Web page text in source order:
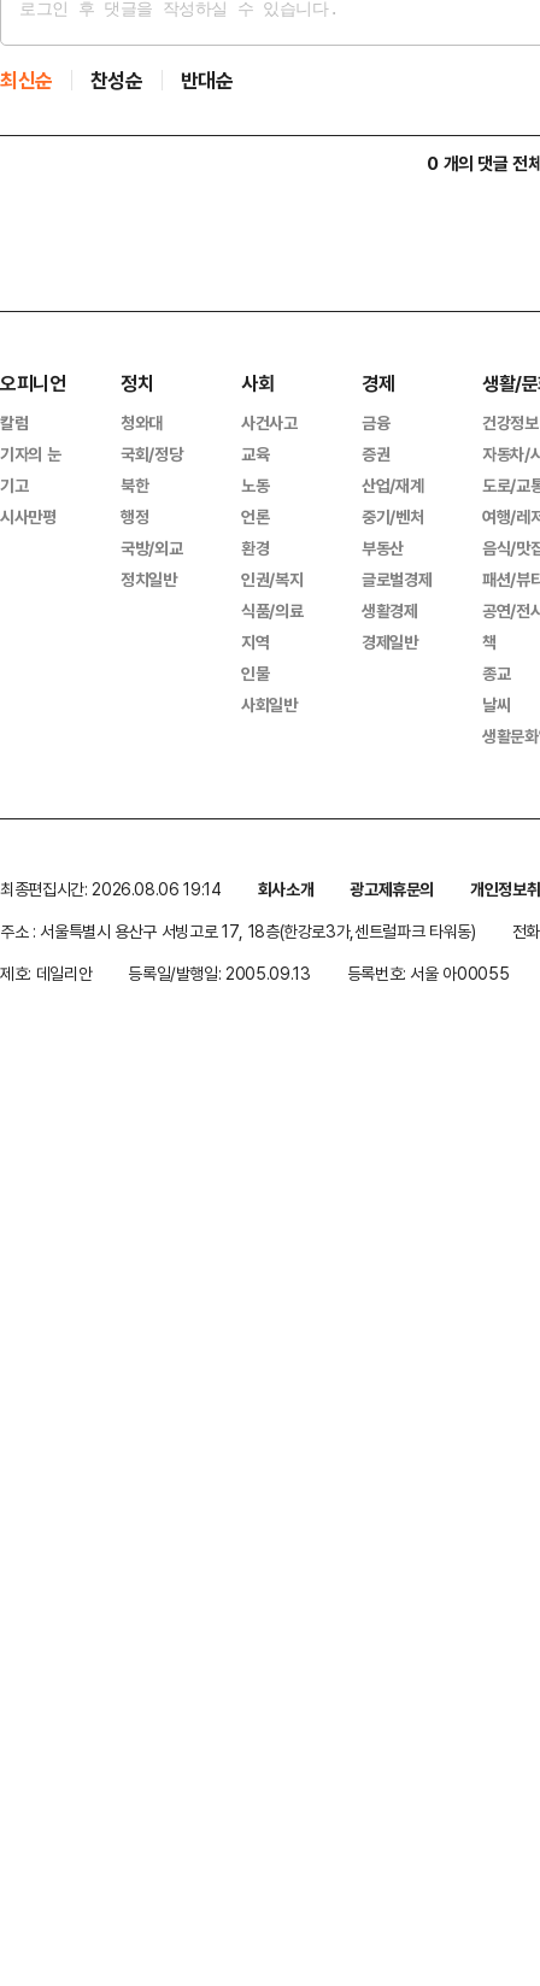
최신순 찬성순 반대순
0 개의 댓글 전
오피니언
칼럼
기자의 눈
기고
시사만평
정치
청와대
국회/정당
북한
행정
국방/외교
정치일반
사회
사건사고
교육
노동
언론
환경
인권/복지
식품/의료
지역
인물
사회일반
경제
금융
증권
산업/재계
중기/벤처
부동산
글로벌경제
생활경제
경제일반
생활/
건강정보
자동차/
도로/교
여행/레
음식/맛
패션/뷰
공연/전
책
종교
날씨
생활문
최종편집시간: 2026.08.06 19:14 회사소개 광고제휴문의
개인정보
주소 : 서울특별시 용산구 서빙고로 17, 18층(한강로3가,센트럴파크 타워동)
전
제호: 데일리안
등록일/발행일: 2005.09.13 등록번호: 서울 아00055